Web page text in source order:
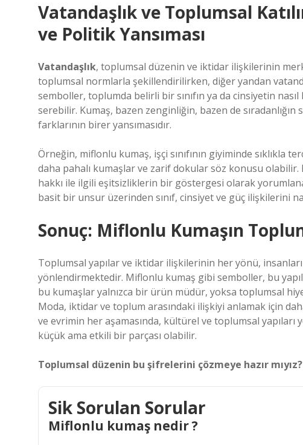
Vatandaşlık ve Toplumsal
ve Politik Yansıması
Vatandaşlık, toplumsal düzenin ve iktidar ilişkilerinin
toplumsal normlarla şekillendirilirken, diğer yandan
semboller, toplumda belirli bir sınıfın ya da cinsiyetin
serebilir. Kumaş, bazen zenginliğin, bazen de sıradanlığın
farklarının birer yansımasıdır.
Örneğin, miflonlu kumaş, işçi sınıfının giyiminde sıklıkla
daha pahalı kumaşlar ve zarif dokular söz konusu olabilir.
hakkı ile ilgili eşitsizliklerin bir göstergesi olarak
basit bir unsur üzerinden sınıf, cinsiyet ve güç ilişkilerini
Sonuç: Miflonlu Kumaşın
Toplumsal yapılar ve iktidar ilişkilerinin her yönü,
yönlendirmektedir. Miflonlu kumaş gibi semboller, bu
bu kumaşlar yalnızca bir ürün müdür, yoksa toplumsal
Moda, iktidar ve toplum arasındaki ilişkiyi anlamak için
ve evrimin her aşamasında, kültürel ve toplumsal
küçük ama etkili bir parçası olabilir.
Toplumsal düzenin bu şifrelerini çözmeye hazır mıyız?
Sik Sorulan Sorular
Miflonlu kumaş nedir ?